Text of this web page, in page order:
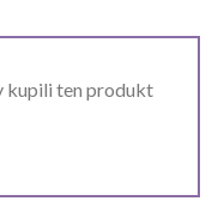
kupili ten produkt